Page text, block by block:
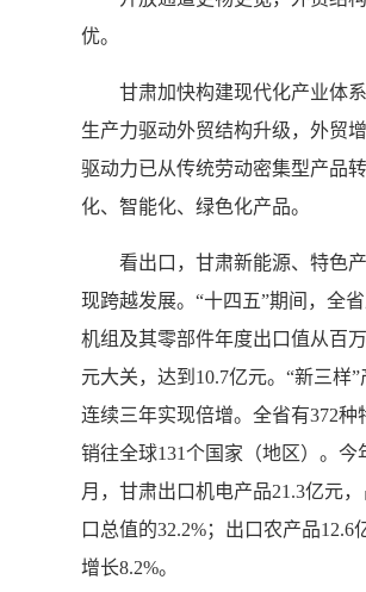
优。
甘肃加快构建现代化产业体系
生产力驱动外贸结构升级，外贸
驱动力已从传统劳动密集型产品
化、智能化、绿色化产品。
看出口，甘肃新能源、特色产
现跨越发展。“十四五”期间，全
机组及其零部件年度出口值从百
元大关，达到10.7亿元。“新三样”
连续三年实现倍增。全省有372种
销往全球131个国家（地区）。今
月，甘肃出口机电产品21.3亿元
口总值的32.2%；出口农产品12.6
增长8.2%。